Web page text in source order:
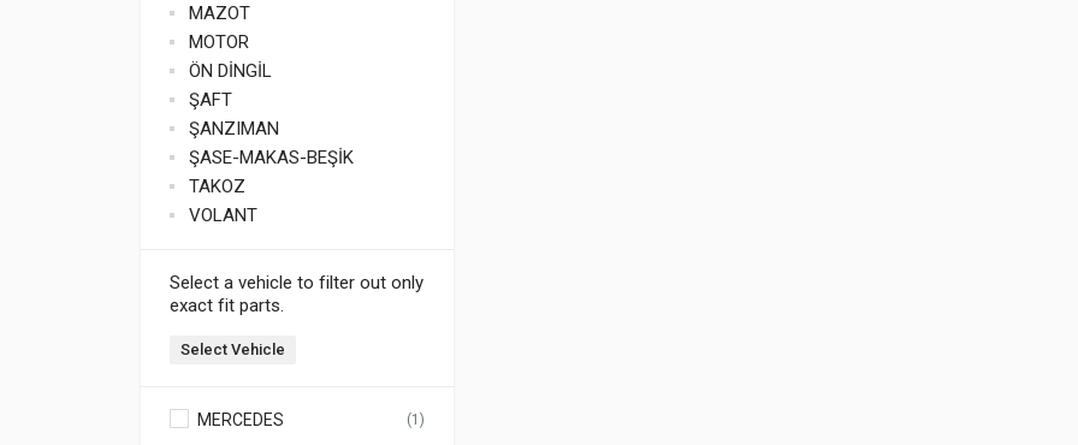
MAZOT
MOTOR
ÖN DİNGİL
ŞAFT
ŞANZIMAN
ŞASE-MAKAS-BEŞİK
TAKOZ
VOLANT
Select a vehicle to filter out only
exact fit parts.
Select Vehicle
MERCEDES (1)